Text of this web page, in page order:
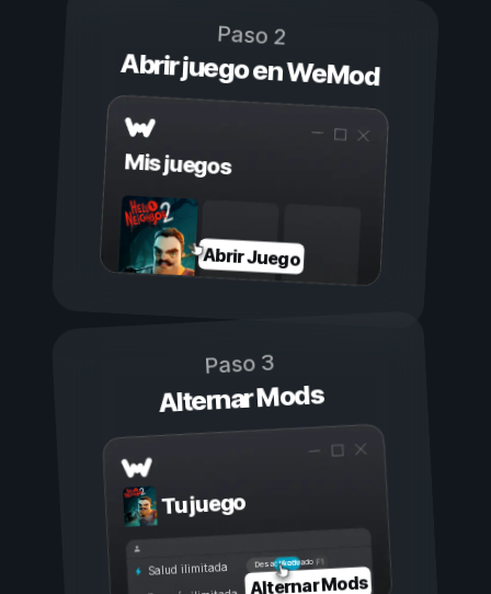
Paso 2
Abrir juego en WeMod
Mis juegos
Abrir Juego
Paso 3
Alternar Mods
Tu juego
Activado
Desactivado
Salud ilimitada
Alternar Mods